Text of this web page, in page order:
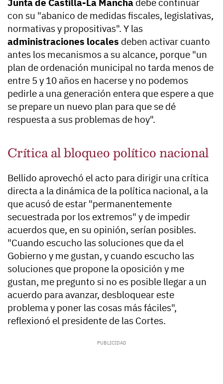
Junta de Castilla-La Mancha debe continuar
con su "abanico de medidas fiscales, legislativas,
normativas y propositivas". Y las
administraciones locales deben activar cuanto
antes los mecanismos a su alcance, porque "un
plan de ordenación municipal no tarda menos de
entre 5 y 10 años en hacerse y no podemos
pedirle a una generación entera que espere a que
se prepare un nuevo plan para que se dé
respuesta a sus problemas de hoy".
Crítica al bloqueo político nacional
Bellido aprovechó el acto para dirigir una crítica
directa a la dinámica de la política nacional, a la
que acusó de estar "permanentemente
secuestrada por los extremos" y de impedir
acuerdos que, en su opinión, serían posibles.
"Cuando escucho las soluciones que da el
Gobierno y me gustan, y cuando escucho las
soluciones que propone la oposición y me
gustan, me pregunto si no es posible llegar a un
acuerdo para avanzar, desbloquear este
problema y poner las cosas más fáciles",
reflexionó el presidente de las Cortes.